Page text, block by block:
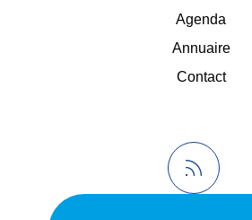
Agenda
Annuaire
Contact